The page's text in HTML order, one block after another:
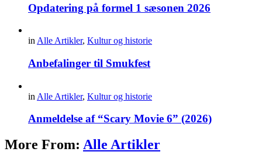
Opdatering på formel 1 sæsonen 2026
in Alle Artikler, Kultur og historie
Anbefalinger til Smukfest
in Alle Artikler, Kultur og historie
Anmeldelse af “Scary Movie 6” (2026)
More From: Alle Artikler